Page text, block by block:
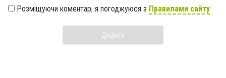
Розміщуючи коментар, я погоджуюся з Правилами сайту
Додати